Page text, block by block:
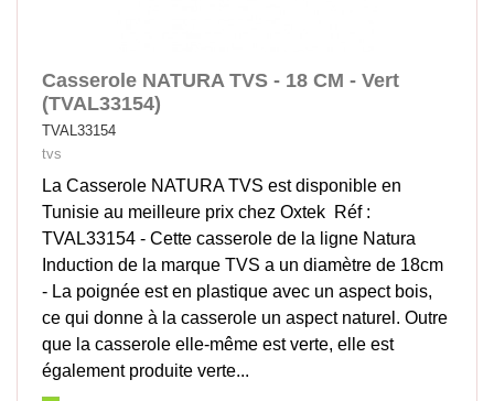
Casserole NATURA TVS - 18 CM - Vert
(TVAL33154)
TVAL33154
tvs
La Casserole NATURA TVS est disponible en
Tunisie au meilleure prix chez Oxtek Réf :
TVAL33154 - Cette casserole de la ligne Natura
Induction de la marque TVS a un diamètre de 18cm
- La poignée est en plastique avec un aspect bois,
ce qui donne à la casserole un aspect naturel. Outre
que la casserole elle-même est verte, elle est
également produite verte...